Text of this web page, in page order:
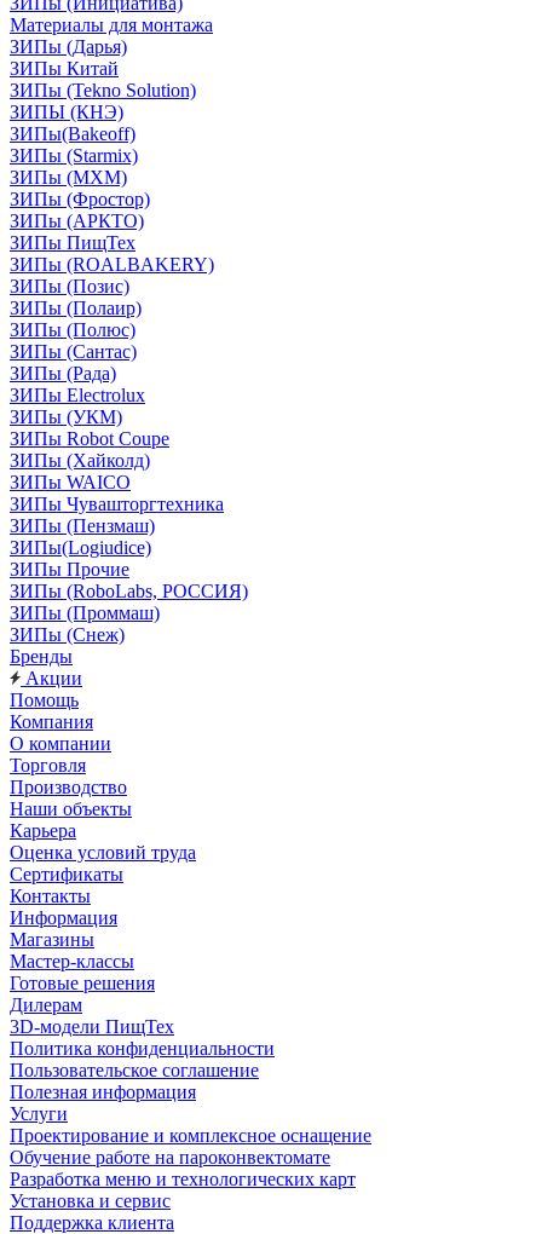
Материалы для монтажа
ЗИПы (Дарья)
ЗИПы Китай
ЗИПы (Tekno Solution)
ЗИПЫ (КНЭ)
ЗИПы(Bakeoff)
ЗИПы (Starmix)
ЗИПы (МХМ)
ЗИПы (Фростор)
ЗИПы (АРКТО)
ЗИПы ПищТех
ЗИПы (ROALBAKERY)
ЗИПы (Позис)
ЗИПы (Полаир)
ЗИПы (Полюс)
ЗИПы (Сантас)
ЗИПы (Рада)
ЗИПы Electrolux
ЗИПы (УКМ)
ЗИПы Robot Coupe
ЗИПы (Хайколд)
ЗИПы WAICO
ЗИПы Чувашторгтехника
ЗИПы (Пензмаш)
ЗИПы(Logiudice)
ЗИПы Прочие
ЗИПы (RoboLabs, РОССИЯ)
ЗИПы (Проммаш)
ЗИПы (Снеж)
Бренды
Акции
Помощь
Компания
О компании
Торговля
Производство
Наши объекты
Карьера
Оценка условий труда
Сертификаты
Контакты
Информация
Магазины
Мастер-классы
Готовые решения
Дилерам
3D-модели ПищТех
Политика конфиденциальности
Пользовательское соглашение
Полезная информация
Услуги
Проектирование и комплексное оснащение
Обучение работе на пароконвектомате
Разработка меню и технологических карт
Установка и сервис
Поддержка клиента